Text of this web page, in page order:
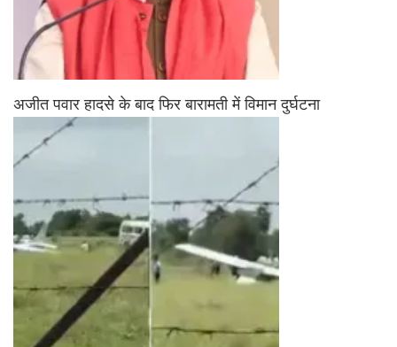
अजीत पवार हादसे के बाद फिर बारामती में विमान दुर्घटना